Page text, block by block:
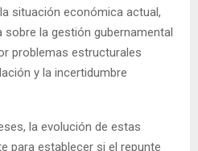
situación económica actual,
la gestión gubernamental
problemas estructurales
y la incertidumbre
la evolución de estas
para establecer si el repunte